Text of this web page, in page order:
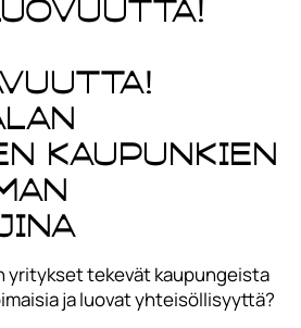
kaupunkien
yritykset tekevät kaupungeista
ja luovat yhteisöllisyyttä?